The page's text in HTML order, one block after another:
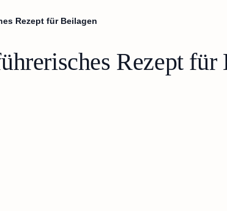
Rezept für Beilagen
Rezept für